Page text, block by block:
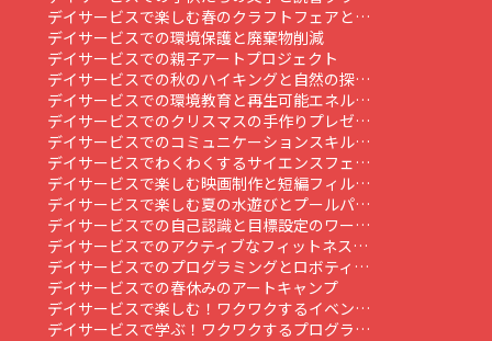
デイサービスで楽しむ春のクラフトフェアと…
デイサービスでの環境保護と廃棄物削減
デイサービスでの親子アートプロジェクト
デイサービスでの秋のハイキングと自然の探…
デイサービスでの環境教育と再生可能エネル…
デイサービスでのクリスマスの手作りプレゼ…
デイサービスでのコミュニケーションスキル…
デイサービスでわくわくするサイエンスフェ…
デイサービスで楽しむ映画制作と短編フィル…
デイサービスで楽しむ夏の水遊びとプールパ…
デイサービスでの自己認識と目標設定のワー…
デイサービスでのアクティブなフィットネス…
デイサービスでのプログラミングとロボティ…
デイサービスでの春休みのアートキャンプ
デイサービスで楽しむ！ワクワクするイベン…
デイサービスで学ぶ！ワクワクするプログラ…